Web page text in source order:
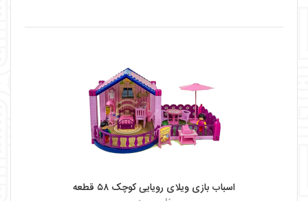
اسباب بازی ویلای رویایی کوچک ۵۸ قطعه